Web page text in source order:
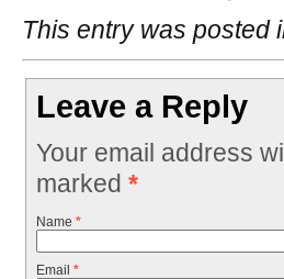
This entry was posted
Leave a Reply
Your email address
marked *
Name *
Email *